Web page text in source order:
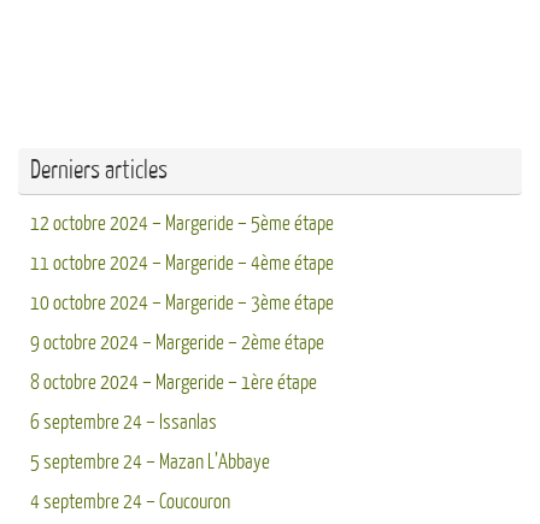
Derniers articles
12 octobre 2024 – Margeride – 5ème étape
11 octobre 2024 – Margeride – 4ème étape
10 octobre 2024 – Margeride – 3ème étape
9 octobre 2024 – Margeride – 2ème étape
8 octobre 2024 – Margeride – 1ère étape
6 septembre 24 – Issanlas
5 septembre 24 – Mazan L’Abbaye
4 septembre 24 – Coucouron